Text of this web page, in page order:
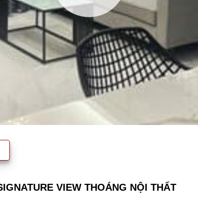
VIEW THOÁNG NỘI THẤT